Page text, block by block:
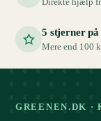
5 stjerner
Mere end 100
GREENEN.DK ·